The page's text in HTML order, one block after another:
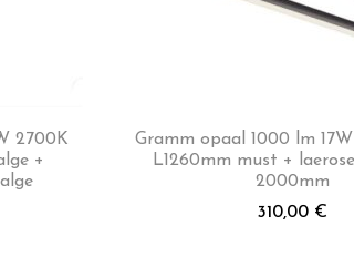
2700K
+
Gramm opaal 1000 lm
L1260mm must +
2000mm
310,00 €